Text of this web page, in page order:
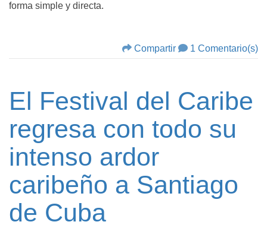
forma simple y directa.
Compartir 1 Comentario(s)
El Festival del Caribe
regresa con todo su
intenso ardor
caribeño a Santiago
de Cuba